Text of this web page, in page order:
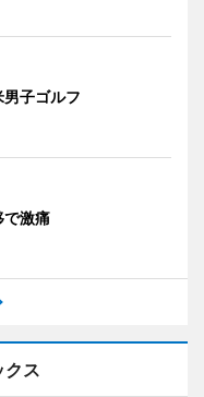
子ゴルフ
で激痛
クス